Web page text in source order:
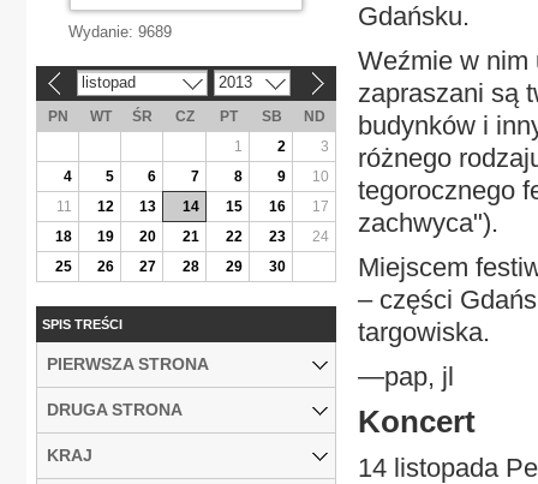
Gdańsku.
Weźmie w nim
zapraszani są
budynków i
różnego
tegorocznego
zachwyca").
Miejscem
– części
targowiska.
—pap, jl
Koncert
14 listopada
Wydanie: 9689
listopad 2013
PN WT ŚR CZ PT SB
ND
1
2
3
4
5 6 7 8 9
10
11
12 13 14 15 16
17
18
19 20 21 22 23
24
25
26 27 28 29 30
SPIS TREŚCI
PIERWSZA STRONA
DRUGA STRONA
KRAJ